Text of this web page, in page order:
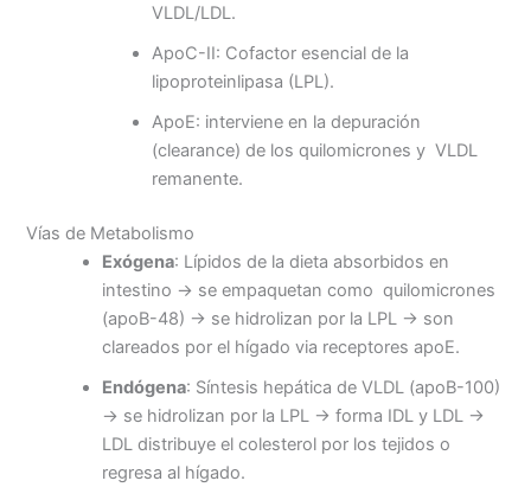
VLDL/LDL.
ApoC-II: Cofactor esencial de la
lipoproteinlipasa (LPL).
ApoE: interviene en la depuración
(clearance) de los quilomicrones y VLDL
remanente.
Vías de Metabolismo
Exógena: Lípidos de la dieta absorbidos en
intestino → se empaquetan como quilomicrones
(apoB-48) → se hidrolizan por la LPL → son
clareados por el hígado via receptores apoE.
Endógena: Síntesis hepática de VLDL (apoB-100)
→ se hidrolizan por la LPL → forma IDL y LDL →
LDL distribuye el colesterol por los tejidos o
regresa al hígado.